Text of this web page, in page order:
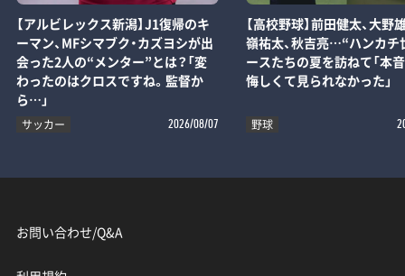
【アルビレックス新潟】J1復帰のキ
ーマン、MFシマブク・カズヨシが出
会った2人の“メンター”とは？「変
わったのはクロスですね。監督か
ら…」
サッカー 2026/08/07
【高校野球】前田健太、大野
嶺祐太、秋吉亮…“ハンカチ
ースたちの夏を訪ねて「本
悔しくて見られなかった」
野球
お問い合わせ/Q&A